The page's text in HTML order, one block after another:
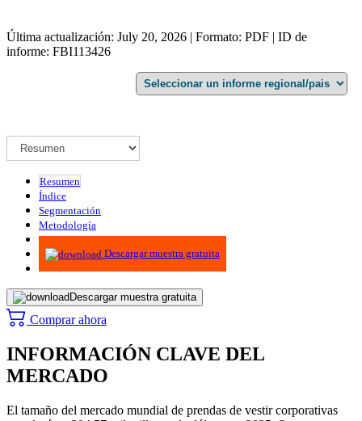
Última actualización: July 20, 2026 | Formato: PDF | ID de
informe: FBI113426
Resumen
Índice
Segmentación
Metodología
Infografías
Descargar muestra gratuita
Descargar muestra gratuita
Comprar ahora
INFORMACIÓN CLAVE DEL
MERCADO
El tamaño del mercado mundial de prendas de vestir corporativas